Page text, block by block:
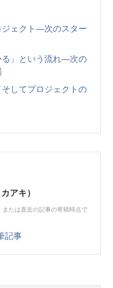
ジェクト―次のスター
る」という流れ―次の
してプロジェクトの
アキ）
たは直近の記事の寄稿時点で
記事